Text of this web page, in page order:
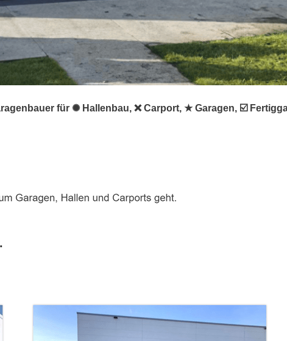
für ✺ Hallenbau, ❌ Carport, ★ Garagen, ☑️